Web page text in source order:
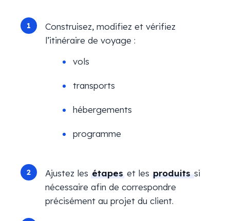
Construisez, modifiez et vérifiez
l’itinéraire de voyage :
vols
transports
hébergements
programme
Ajustez les étapes et les produitssi
nécessaire afin de correspondre
précisément au projet du client.